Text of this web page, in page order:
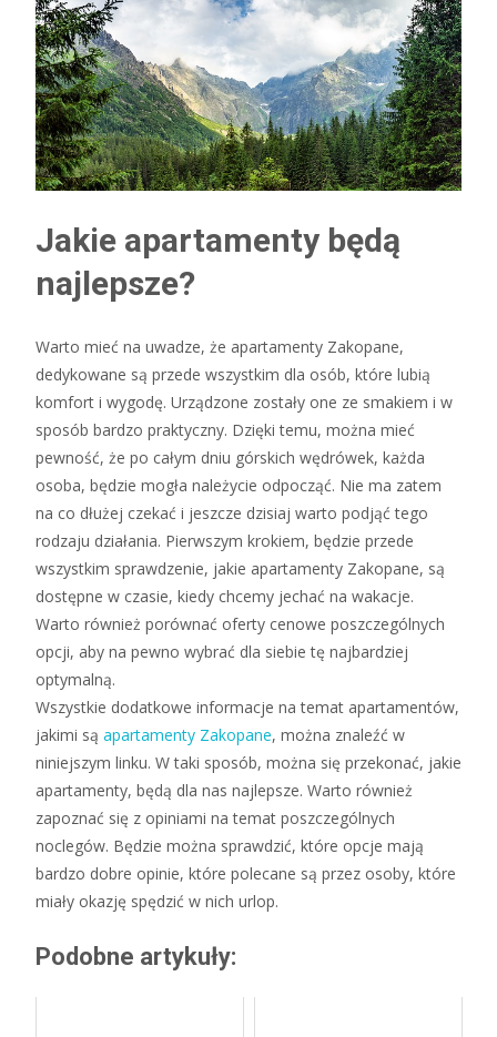
Jakie apartamenty będą
najlepsze?
Warto mieć na uwadze, że apartamenty Zakopane,
dedykowane są przede wszystkim dla osób, które lubią
komfort i wygodę. Urządzone zostały one ze smakiem i w
sposób bardzo praktyczny. Dzięki temu, można mieć
pewność, że po całym dniu górskich wędrówek, każda
osoba, będzie mogła należycie odpocząć. Nie ma zatem
na co dłużej czekać i jeszcze dzisiaj warto podjąć tego
rodzaju działania. Pierwszym krokiem, będzie przede
wszystkim sprawdzenie, jakie apartamenty Zakopane, są
dostępne w czasie, kiedy chcemy jechać na wakacje.
Warto również porównać oferty cenowe poszczególnych
opcji, aby na pewno wybrać dla siebie tę najbardziej
optymalną.
Wszystkie dodatkowe informacje na temat apartamentów,
jakimi są apartamenty Zakopane, można znaleźć w
niniejszym linku. W taki sposób, można się przekonać, jakie
apartamenty, będą dla nas najlepsze. Warto również
zapoznać się z opiniami na temat poszczególnych
noclegów. Będzie można sprawdzić, które opcje mają
bardzo dobre opinie, które polecane są przez osoby, które
miały okazję spędzić w nich urlop.
Podobne artykuły: